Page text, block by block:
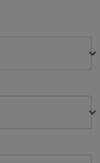
keyboard_arrow_down
keyboard_arrow_down